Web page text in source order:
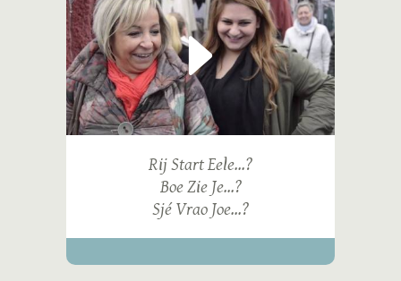
Rij Start Eele...?
Boe Zie Je...?
Sjé Vrao Joe...?